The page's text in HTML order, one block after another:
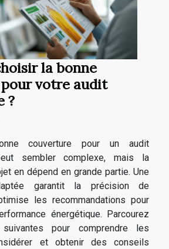
la bonne
votre audit
?
couverture pour un audit
sembler complexe, mais la
en dépend en grande partie. Une
garantit la précision de
les recommandations pour
énergétique. Parcourez
pour comprendre les
et obtenir des conseils